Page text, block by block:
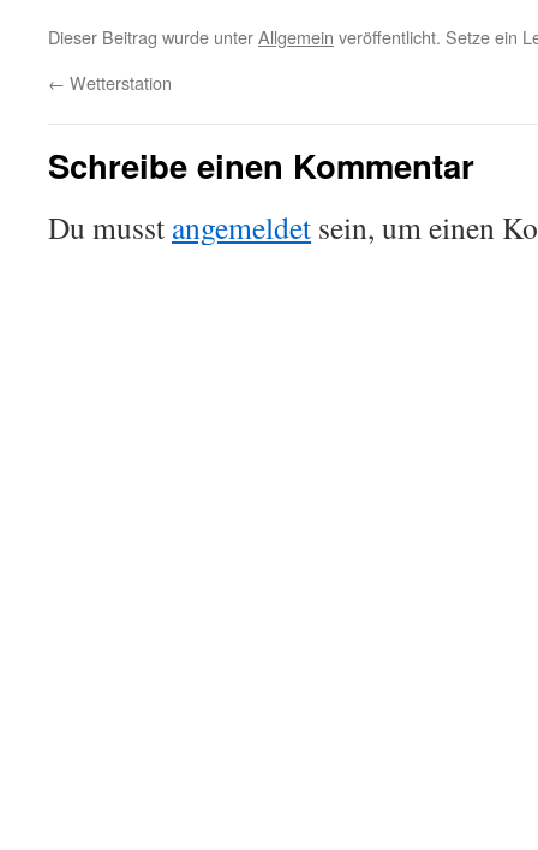
Dieser Beitrag wurde unterAllgemein veröffentlicht. Setze ein
← Wetterstation
Schreibe einen Kommentar
Du musst angemeldet sein, um einen